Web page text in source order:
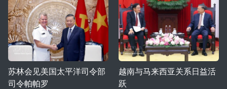
苏林会见美国太平洋司令部
司令帕帕罗
越南与马来西亚关系日益活
跃